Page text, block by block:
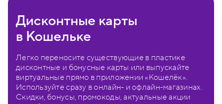
Дисконтные карты
в Кошельке
Легко переносите существующие в пластике
дисконтные и бонусные карты или выпускайте
виртуальные прямо в приложении «Кошелёк».
Используйте сразу в онлайн- и офлайн-магазинах.
Скидки, бонусы, промокоды, актуальные акции